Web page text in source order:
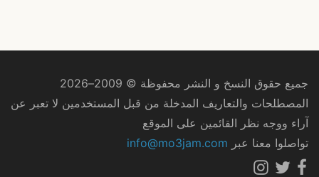
جميع حقوق النسخ و النشر محفوظة © 2009–2026
المصطلحات والتعاريف المدخلة من قبل المستخدمين لا تعبر عن
آراء ووجه نظر القائمين على الموقع
تواصلوا معنا عبر info@mo3jam.com